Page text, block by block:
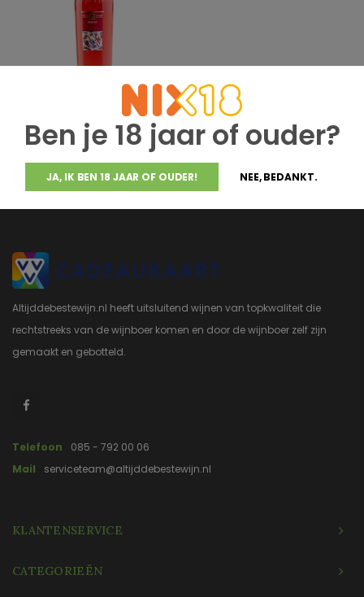
Ben je 18 jaar of ouder?
JA, IK BEN 18 JAAR OF OUDER! NEE, BEDANKT.
Ulisse Merlot Rosato Terre di
Chieti IGP
€11,82
Altijddebestewijn.nl heeft uitsluitend wijnen van topkwaliteit die
rechtstreeks van de wijnboer komen en door de wijnboer zelf zijn
gemaakt en gebotteld.
Telefoon
085 - 792 00 06
Mail
serviceteam@altijddebestewijn.nl
KLANTENSERVICE
CATEGORIEËN